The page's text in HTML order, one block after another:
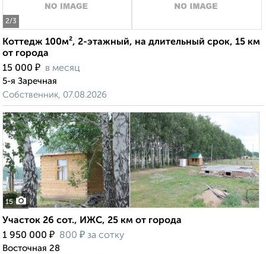
2/3
Коттедж 100м², 2-этажный, на длительный срок, 15 км
от города
15 000 ₽ в месяц
5-я Заречная
Собственник, 07.08.2026
15
Участок 26 сот., ИЖС, 25 км от города
1 950 000 ₽ 800 ₽ за сотку
Восточная 28